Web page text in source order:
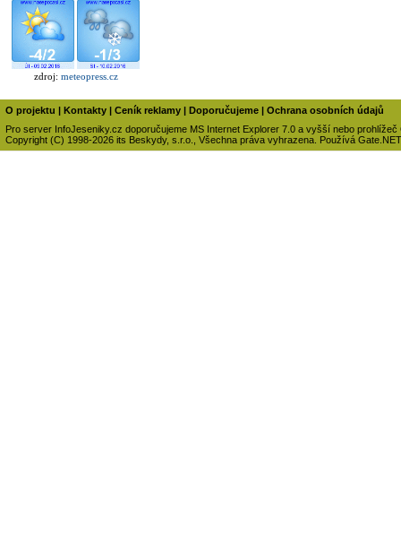
zdroj: meteopress.cz
O projektu Kontakty Ceník reklamy Doporučujeme
Ochrana osobních údajů
Pro server InfoJeseniky.cz doporučujeme MS Internet Explorer 7.0 a vyšší nebo prohlížeč
Copyright (C) 1998-2026 its Beskydy, s.r.o., Všechna práva vyhrazena. Používá